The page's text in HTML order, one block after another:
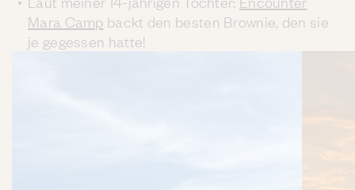
Mara Camp backt den besten Brownie, den sie
je gegessen hatte!